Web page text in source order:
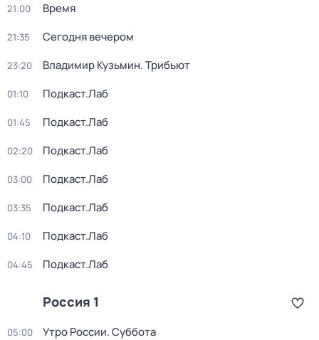
21:00 Время
21:35 Сегодня вечером
23:20 Владимир Кузьмин. Трибьют
01:10 Подкаст.Лаб
01:45 Подкаст.Лаб
02:20 Подкаст.Лаб
03:00 Подкаст.Лаб
03:35 Подкаст.Лаб
04:10 Подкаст.Лаб
04:45 Подкаст.Лаб
Россия 1
05:00 Утро России. Суббота